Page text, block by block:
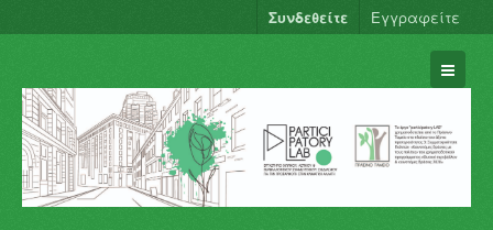
Συνδεθείτε Εγγραφείτε